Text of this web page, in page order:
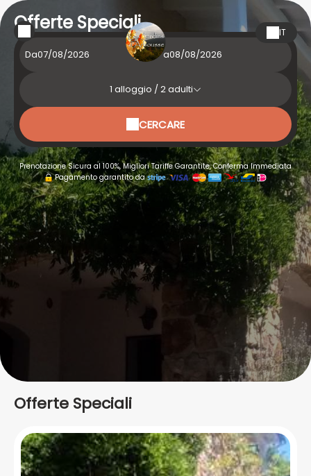
IT
Offerte Speciali
Da a
1 alloggio /2adulti
CERCARE
Prenotazione Sicura al 100%, Migliori Tariffe Garantite, Conferma Immediata
Pagamento garantito da
Offerte Speciali